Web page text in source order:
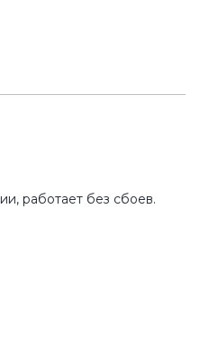
работает без сбоев.